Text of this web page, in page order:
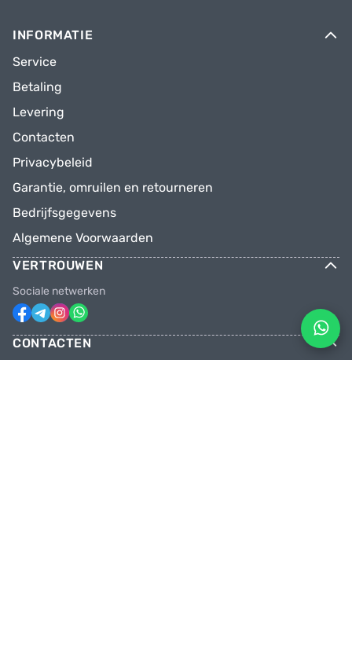
INFORMATIE
Service
Betaling
Levering
Contacten
Privacybeleid
Garantie, omruilen en retourneren
Bedrijfsgegevens
Algemene Voorwaarden
VERTROUWEN
Sociale netwerken
CONTACTEN